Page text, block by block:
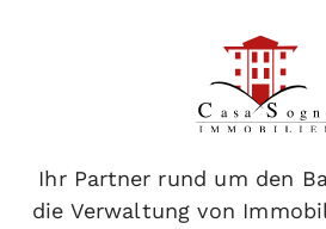
Ihr Partner rund um den
die Verwaltung von